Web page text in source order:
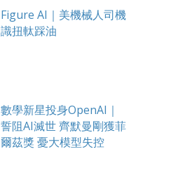
Figure AI｜美機械人司機
識扭軚踩油
數學新星投身OpenAI｜
誓阻AI滅世 齊默曼剛獲菲
爾茲獎 憂大模型失控